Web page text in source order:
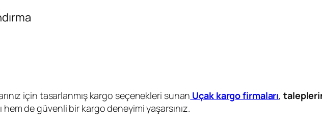
için tasarlanmış kargo seçenekleri sunan Uçak kargo firmaları,
hem de güvenli bir kargo deneyimi yaşarsınız.